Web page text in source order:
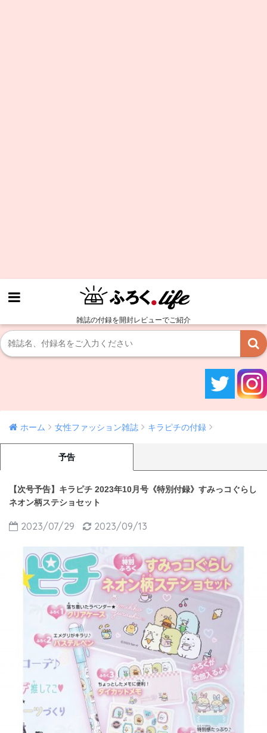
雑誌の付録を開封レビューでご紹介
ホーム 女性ファッション雑誌 キラピチの付録
予告
【次号予告】キラピチ 2023年10月号《特別付録》すみっコぐらし
ネオン柄ステショセット
2023/07/29 2023/09/13